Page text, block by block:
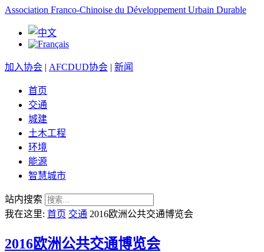
Association Franco-Chinoise du Développement Urbain Durable
加入协会 | AFCDUD协会 | 新闻
首页
交通
城建
土木工程
环境
能源
智慧城市
站内搜索
我在这里: 首页 交通 2016欧洲公共交通博览会
2016欧洲公共交通博览会